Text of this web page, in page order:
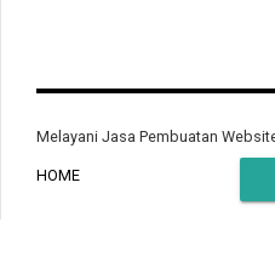
Melayani Jasa Pembuatan
HOME